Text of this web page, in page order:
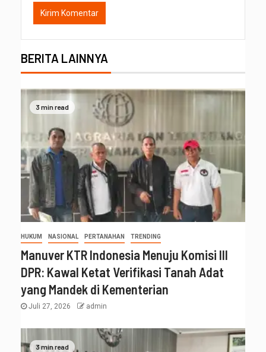
BERITA LAINNYA
3 min read
HUKUM NASIONAL PERTANAHAN TRENDING
Manuver KTR Indonesia Menuju Komisi III
DPR: Kawal Ketat Verifikasi Tanah Adat
yang Mandek di Kementerian
Juli 27, 2026 admin
3 min read